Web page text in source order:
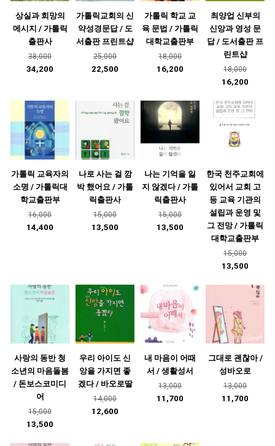
상실과 희망의
메시지 / 가톨릭
출판사
38,000
34,200
가톨릭교회의 신
약성경문답 / 도
서출판 프린트샵
25,000
22,500
가톨릭 학교 교
육 문법 / 가톨릭
대학교출판부
18,000
16,200
최양업 신부의
신앙과 영성 문
답 / 도서출판 프
린트샵
18,000
16,200
가톨릭 교육자의
소명 / 가톨릭대
학교출판부
16,000
14,400
나로 사는 걸 깜
박 했어요 / 가톨
릭출판사
15,000
13,500
나는 기억을 잃
지 않겠다 / 가톨
릭출판사
15,000
13,500
한국 천주교회에
있어서 교회 고
등 교육 기관의
설립과 운영 및
그 전망 / 가톨릭
대학교출판부
15,000
13,500
사랑의 동반 청
소년의 마음돌봄
/ 돈보스코미디
어
15,000
13,500
우리 아이도 신
앙을 가지면 좋
겠다 / 바오로딸
14,000
12,600
내 마음이 어때
서 / 생활성서
13,000
11,700
그대로 괜찮아 /
성바오로
13,000
11,700